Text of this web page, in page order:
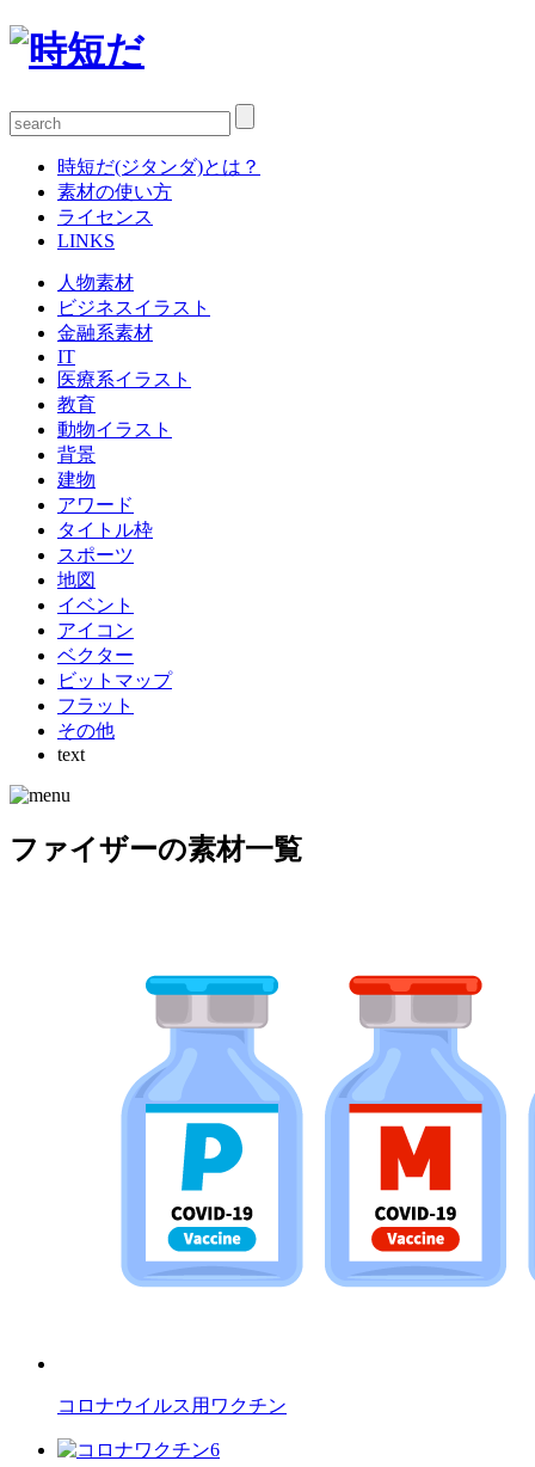
時短だ(ジタンダ)とは？
素材の使い方
ライセンス
LINKS
人物素材
ビジネスイラスト
金融系素材
IT
医療系イラスト
教育
動物イラスト
背景
建物
アワード
タイトル枠
スポーツ
地図
イベント
アイコン
ベクター
ビットマップ
フラット
その他
text
ファイザーの素材一覧
コロナウイルス用ワクチン